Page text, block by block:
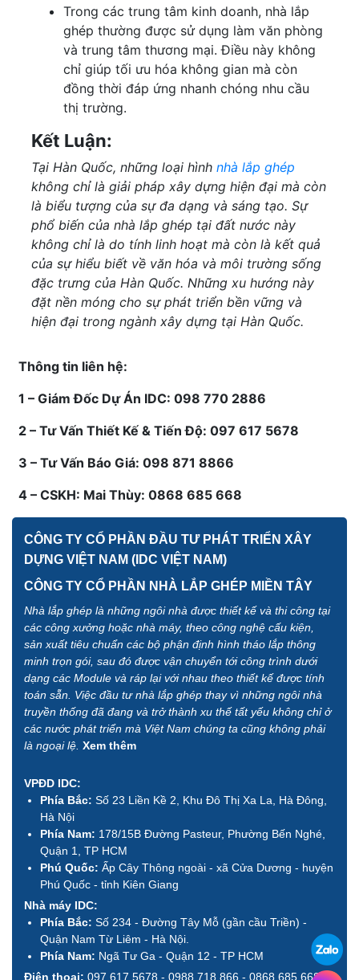
Trong các trung tâm kinh doanh, nhà lắp
ghép thường được sử dụng làm văn phòng
và trung tâm thương mại. Điều này không
chỉ giúp tối ưu hóa không gian mà còn
đồng thời đáp ứng nhanh chóng nhu cầu
thị trường.
Kết Luận:
Tại Hàn Quốc, những loại hình nhà lắp ghép
không chỉ là giải pháp xây dựng hiện đại mà còn
là biểu tượng của sự đa dạng và sáng tạo. Sự
phổ biến của nhà lắp ghép tại đất nước này
không chỉ là do tính linh hoạt mà còn là kết quả
của sự hiểu biết về văn hóa và môi trường sống
đặc trưng của Hàn Quốc. Những xu hướng này
đặt nền móng cho sự phát triển bền vững và
hiện đại trong ngành xây dựng tại Hàn Quốc.
Thông tin liên hệ:
1 – Giám Đốc Dự Án IDC: 098 770 2886
2 – Tư Vấn Thiết Kế & Tiến Độ: 097 617 5678
3 – Tư Vấn Báo Giá: 098 871 8866
4 – CSKH: Mai Thùy: 0868 685 668
CÔNG TY CỔ PHẦN ĐẦU TƯ PHÁT TRIỂN XÂY
DỰNG VIỆT NAM (IDC VIỆT NAM)
CÔNG TY CỔ PHẦN NHÀ LẮP GHÉP MIỀN TÂY
Nhà lắp ghép là những ngôi nhà được thiết kế và thi công tại
các công xưởng hoặc nhà máy, theo công nghệ cấu kiện,
sản xuất tiêu chuẩn các bộ phận định hình tháo lắp thông
minh trọn gói, sau đó được vận chuyển tới công trình dưới
dạng các Module và ráp lại với nhau theo thiết kế được tính
toán sẵn. Việc đầu tư nhà lắp ghép thay vì những ngôi nhà
truyền thống đã đang và trở thành xu thế tất yếu không chỉ ở
các nước phát triển mà Việt Nam chúng ta cũng không phải
là ngoại lệ. Xem thêm
VPĐD IDC:
Phía Bắc: Số 23 Liền Kề 2, Khu Đô Thị Xa La, Hà Đông,
Hà Nội
Phía Nam: 178/15B Đường Pasteur, Phường Bến Nghé,
Quận 1, TP HCM
Phú Quốc: Ấp Cây Thông ngoài - xã Cửa Dương - huyện
Phú Quốc - tỉnh Kiên Giang
Nhà máy IDC:
Phía Bắc: Số 234 - Đường Tây Mỗ (gần cầu Triền) -
Quận Nam Từ Liêm - Hà Nội.
Phía Nam: Ngã Tư Ga - Quận 12 - TP HCM
Điện thoại: 097 617 5678 - 0988 718 866 - 0868 685 668